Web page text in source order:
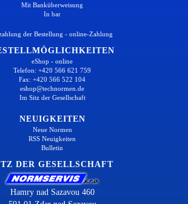
Mit Banküberweisung
In bar
der Bestellung - online-Zahlung
eShop - online
Telefon: +420 566 621 759
Fax: +420 566 522 104
eshop@technormen.de
Im Sitz der Gesellschaft
NEUIGKEITEN
Neue Normen
RSS Neuigkeiten
Bulletin
DER GESELLSCHAFT
Hamry nad Sazavou 460